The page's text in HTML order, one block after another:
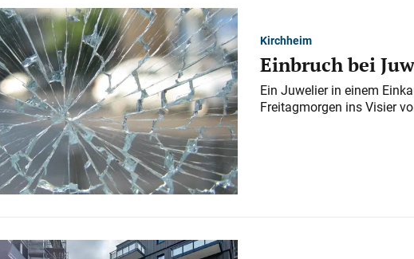
Kirchheim
Einbruch bei
Ein Juwelier in einem
Freitagmorgen ins Visier